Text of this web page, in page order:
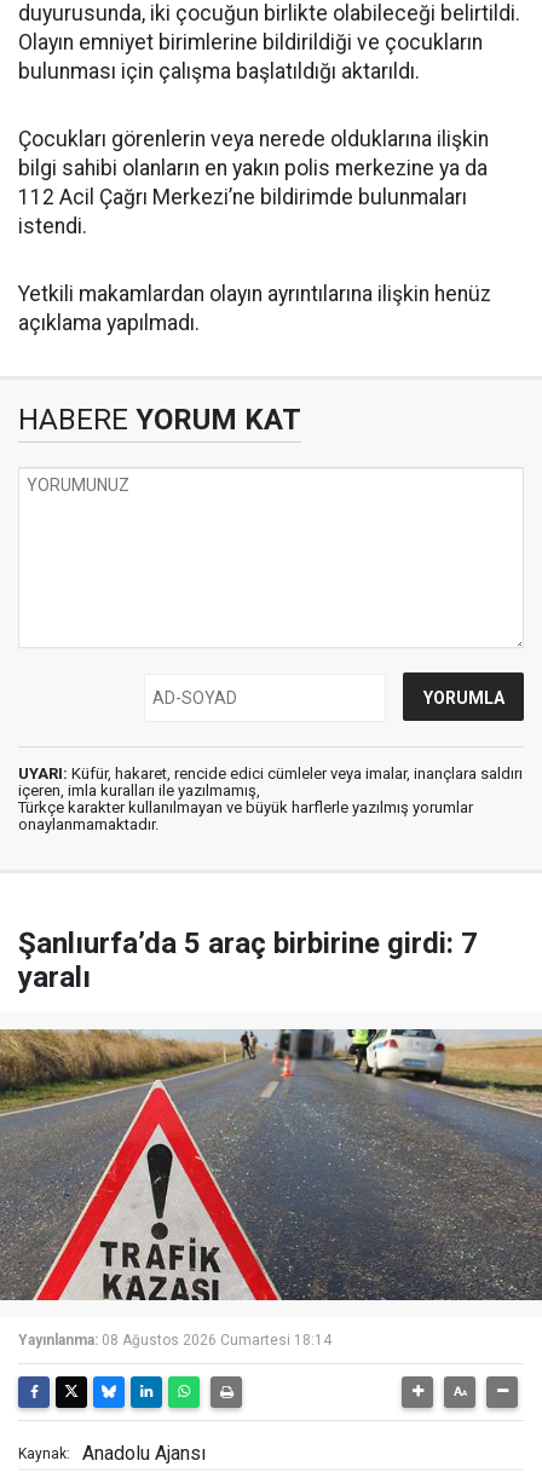
duyurusunda, iki çocuğun birlikte olabileceği belirtildi.
Olayın emniyet birimlerine bildirildiği ve çocukların
bulunması için çalışma başlatıldığı aktarıldı.
Çocukları görenlerin veya nerede olduklarına ilişkin
bilgi sahibi olanların en yakın polis merkezine ya da
112 Acil Çağrı Merkezi’ne bildirimde bulunmaları
istendi.
Yetkili makamlardan olayın ayrıntılarına ilişkin henüz
açıklama yapılmadı.
HABERE YORUM KAT
UYARI: Küfür, hakaret, rencide edici cümleler veya imalar, inançlara saldırı
içeren, imla kuralları ile yazılmamış,
Türkçe karakter kullanılmayan ve büyük harflerle yazılmış yorumlar
onaylanmamaktadır.
Şanlıurfa’da 5 araç birbirine girdi: 7
yaralı
Yayınlanma: 08 Ağustos 2026 Cumartesi 18:14
Kaynak: Anadolu Ajansı